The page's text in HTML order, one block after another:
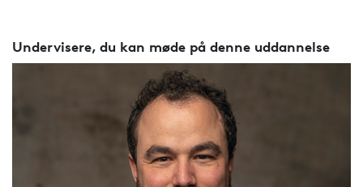
Undervisere, du kan møde på denne uddannelse